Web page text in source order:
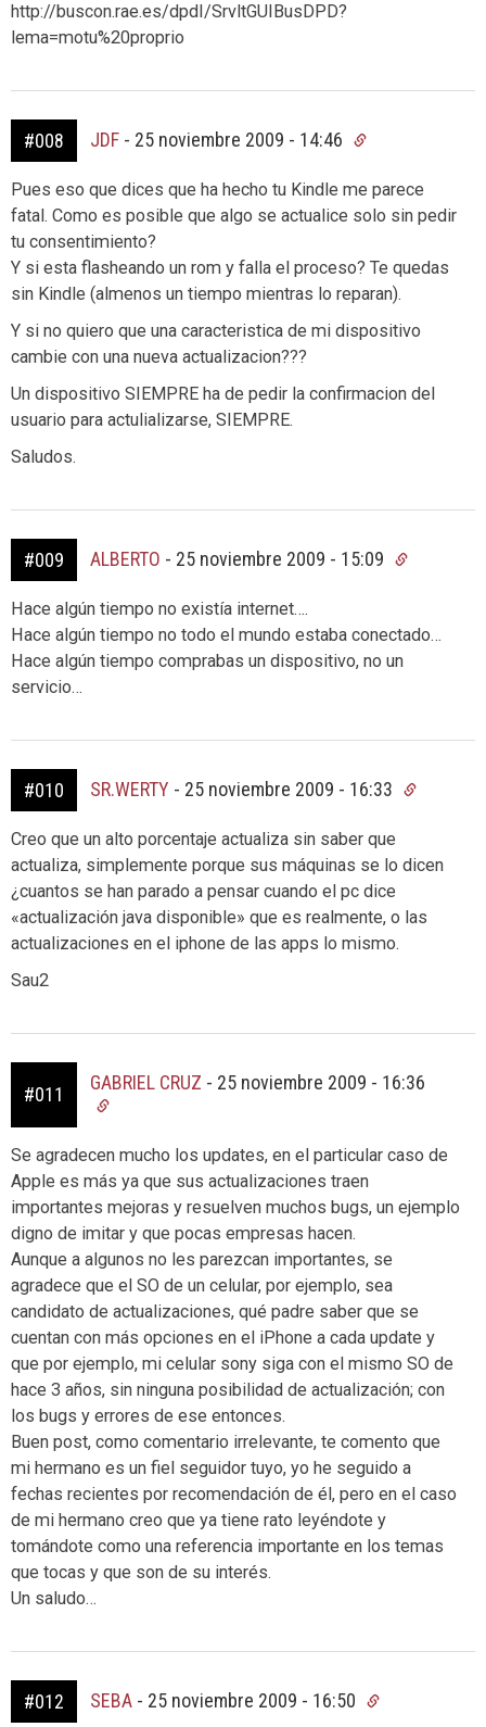
http://buscon.rae.es/dpdI/SrvltGUIBusDPD?
lema=motu%20proprio
#008 JDF - 25 noviembre 2009 - 14:46
Pues eso que dices que ha hecho tu Kindle me parece
fatal. Como es posible que algo se actualice solo sin pedir
tu consentimiento?
Y si esta flasheando un rom y falla el proceso? Te quedas
sin Kindle (almenos un tiempo mientras lo reparan).
Y si no quiero que una caracteristica de mi dispositivo
cambie con una nueva actualizacion???
Un dispositivo SIEMPRE ha de pedir la confirmacion del
usuario para actulializarse, SIEMPRE.
Saludos.
#009 ALBERTO - 25 noviembre 2009 - 15:09
Hace algún tiempo no existía internet….
Hace algún tiempo no todo el mundo estaba conectado…
Hace algún tiempo comprabas un dispositivo, no un
servicio…
#010 SR.WERTY - 25 noviembre 2009 - 16:33
Creo que un alto porcentaje actualiza sin saber que
actualiza, simplemente porque sus máquinas se lo dicen
¿cuantos se han parado a pensar cuando el pc dice
«actualización java disponible» que es realmente, o las
actualizaciones en el iphone de las apps lo mismo.
Sau2
#011
GABRIEL CRUZ - 25 noviembre 2009 - 16:36
Se agradecen mucho los updates, en el particular caso de
Apple es más ya que sus actualizaciones traen
importantes mejoras y resuelven muchos bugs, un ejemplo
digno de imitar y que pocas empresas hacen.
Aunque a algunos no les parezcan importantes, se
agradece que el SO de un celular, por ejemplo, sea
candidato de actualizaciones, qué padre saber que se
cuentan con más opciones en el iPhone a cada update y
que por ejemplo, mi celular sony siga con el mismo SO de
hace 3 años, sin ninguna posibilidad de actualización; con
los bugs y errores de ese entonces.
Buen post, como comentario irrelevante, te comento que
mi hermano es un fiel seguidor tuyo, yo he seguido a
fechas recientes por recomendación de él, pero en el caso
de mi hermano creo que ya tiene rato leyéndote y
tomándote como una referencia importante en los temas
que tocas y que son de su interés.
Un saludo…
#012 SEBA - 25 noviembre 2009 - 16:50